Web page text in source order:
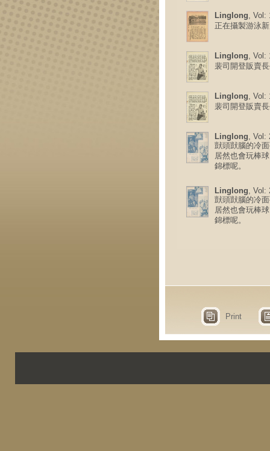
Linglong, Vol:
正在攝製游泳
Linglong, Vol:
裴司開登販賣
Linglong, Vol:
裴司開登販賣
Linglong, Vol:
獃頭獃腦的冷
居然也會玩棒
錦標呢。
Linglong, Vol:
獃頭獃腦的冷
居然也會玩棒
錦標呢。
Print